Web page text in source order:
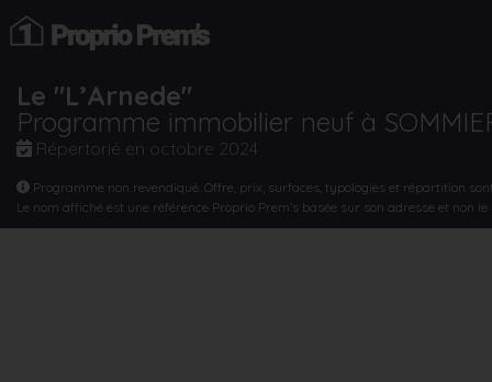
Le "L’Arnede"
Programme immobilier neuf à
Répertorié en octobre 2024
Programme non revendiqué. Offre, prix, surfaces, typologies et répartition
Le nom affiché est une référence Proprio Prem’s basée sur son adresse et non